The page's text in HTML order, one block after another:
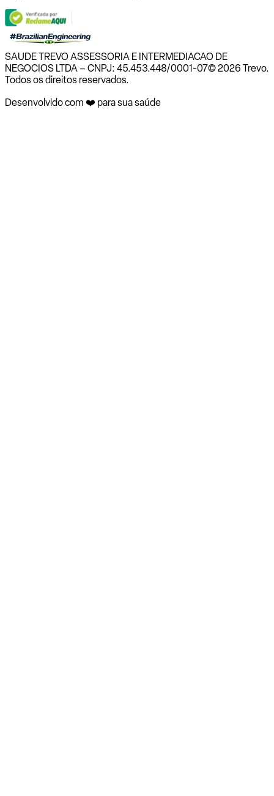
SAUDE TREVO ASSESSORIA E INTERMEDIACAO DE
NEGOCIOS LTDA – CNPJ: 45.453.448/0001-07© 2026 Trevo.
Todos os direitos reservados.
Desenvolvido com ❤️ para sua saúde